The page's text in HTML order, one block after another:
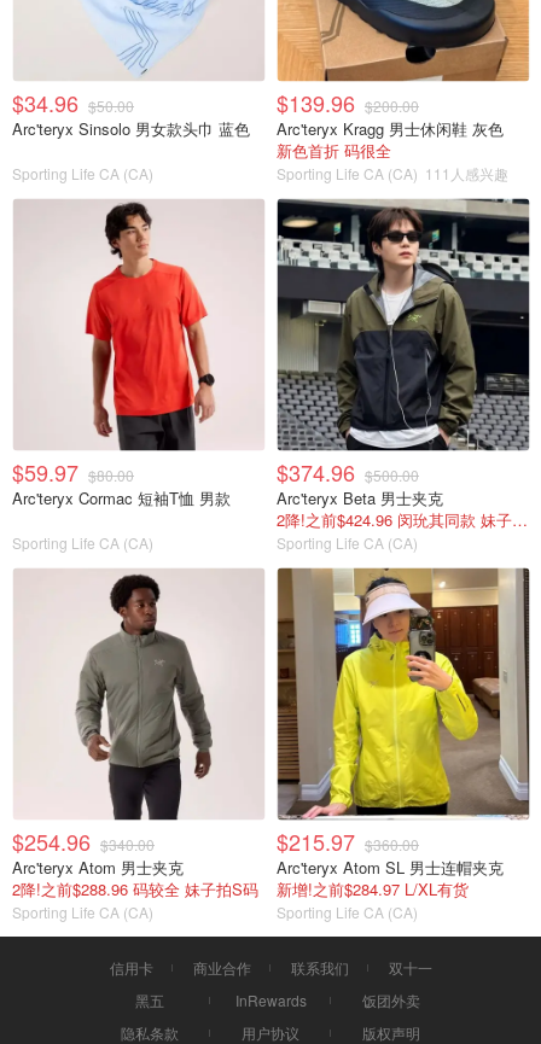
$34.96 $50.00
Arc'teryx Sinsolo 男女款头巾 蓝色
Sporting Life CA (CA)
$139.96 $200.00
Arc'teryx Kragg 男士休闲鞋 灰色
新色首折 码很全
Sporting Life CA (CA) 111人感兴趣
$59.97 $80.00
Arc'teryx Cormac 短袖T恤 男款
Sporting Life CA (CA)
$374.96 $500.00
Arc'teryx Beta 男士夹克
2降!之前$424.96 闵玧其同款 妹子拍小码
Sporting Life CA (CA)
$254.96 $340.00
Arc'teryx Atom 男士夹克
2降!之前$288.96 码较全 妹子拍S码
Sporting Life CA (CA)
$215.97 $360.00
Arc'teryx Atom SL 男士连帽夹克
新增!之前$284.97 L/XL有货
Sporting Life CA (CA)
信用卡 商业合作 联系我们
双十一
黑五
InRewards
饭团外卖
隐私条款
用户协议 版权声明